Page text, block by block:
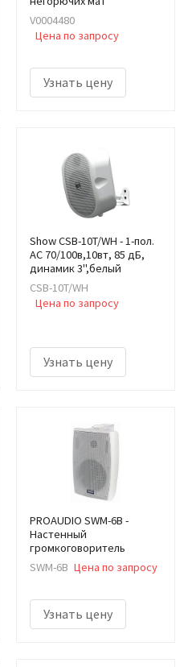
V0004480
Цена по запросу
Узнать цену
Show CSB-10T/WH - 1-пол.
АС 70/100в,10вт, 85 дБ,
динамик 3",белый
CSB-10T/WH
Цена по запросу
Узнать цену
PROAUDIO SWM-6B -
Настенный
громкоговоритель
SWM-6B Цена по запросу
Узнать цену